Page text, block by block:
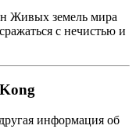
Живых земель мира
с нечистью и
информация об